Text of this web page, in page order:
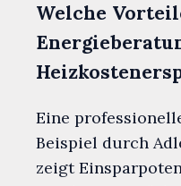
Welche
Eine
Beispiel durch
zeigt